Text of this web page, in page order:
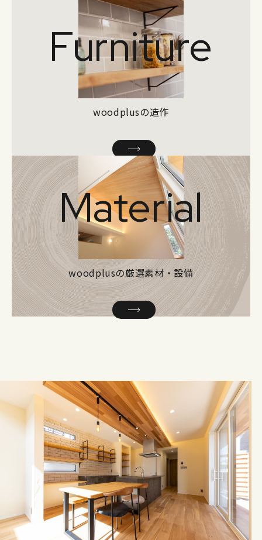
Furniture
woodplusの造作
Material
woodplusの厳選素材・設備